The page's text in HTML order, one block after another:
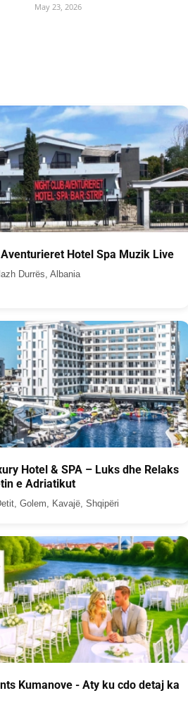
May 23, 2026
Hotel Spa Muzik Live
Durrës, Albania
Hotel & SPA – Luks dhe Relaks
e Adriatikut
Golem, Kavajë, Shqipëri
Kumanove - Aty ku cdo detaj ka